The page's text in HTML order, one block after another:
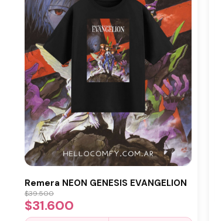
Remera NEON GENESIS EVANGELION
$39.500
$31.600